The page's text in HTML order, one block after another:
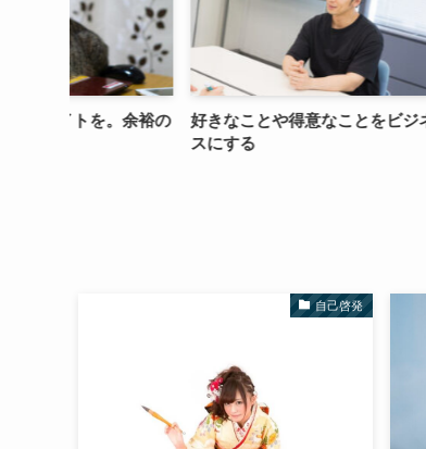
好きなことや得意なことをビジネ
たばこ休
自己啓発